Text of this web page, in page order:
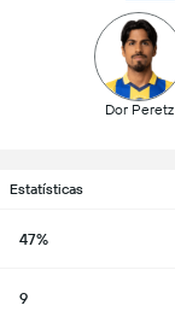
Dor Peretz
Estatísticas
47%
9